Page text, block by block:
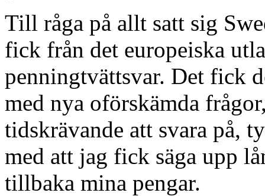
Till råga på allt satt sig
fick från det europeiska
penningtvättsvar. Det fick
med nya oförskämda
tidskrävande att svara på,
med att jag fick säga upp
tillbaka mina pengar.